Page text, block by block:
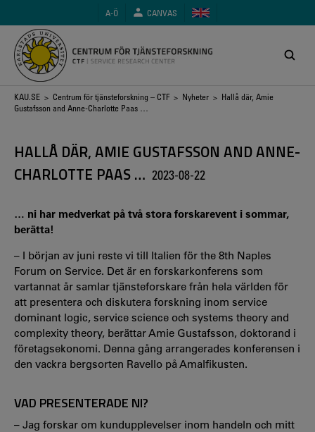
huvudinnehåll
A-Ö CANVAS
Länkstig
KAU.SE > Centrum för tjänsteforskning – CTF > Nyheter > Hallå där, Amie
Gustafsson and Anne-Charlotte Paas …
HALLÅ DÄR, AMIE GUSTAFSSON AND ANNE-
CHARLOTTE PAAS … 2023-08-22
… ni har medverkat på två stora forskarevent i sommar,
berätta!
– I början av juni reste vi till Italien för the 8th Naples
Forum on Service. Det är en forskarkonferens som
vartannat år samlar tjänsteforskare från hela världen för
att presentera och diskutera forskning inom service
dominant logic, service science och systems theory and
complexity theory, berättar Amie Gustafsson, doktorand i
företagsekonomi. Denna gång arrangerades konferensen i
den vackra bergsorten Ravello på Amalfikusten.
VAD PRESENTERADE NI?
– Jag forskar om kundupplevelser inom handeln och mitt